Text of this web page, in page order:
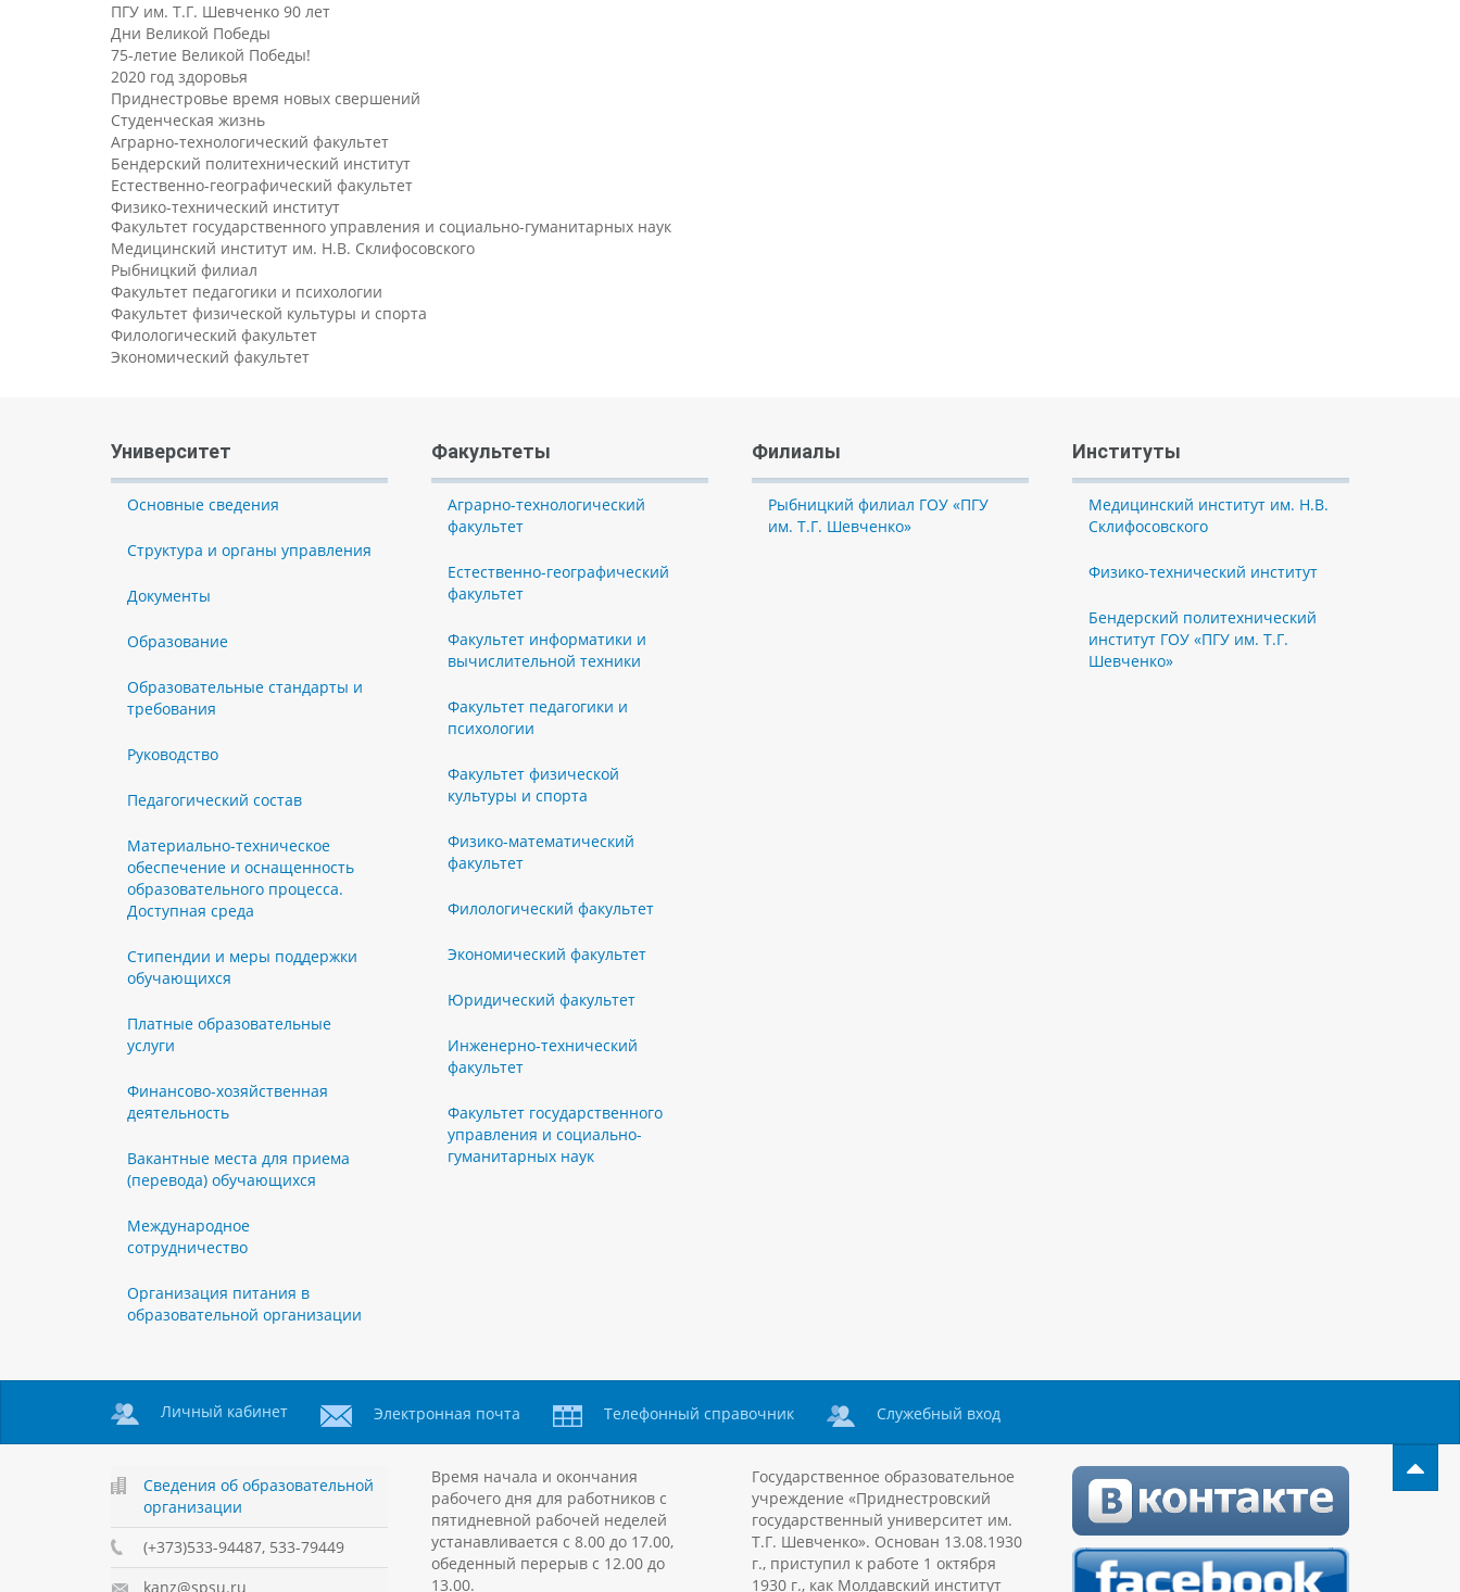
ПГУ им. Т.Г. Шевченко 90 лет
Дни Великой Победы
75-летие Великой Победы!
2020 год здоровья
Приднестровье время новых свершений
Студенческая жизнь
Аграрно-технологический факультет
Бендерский политехнический институт
Естественно-географический факультет
Физико-технический институт
Факультет государственного управления и социально-гуманитарных наук
Медицинский институт им. Н.В. Склифосовского
Рыбницкий филиал
Факультет педагогики и психологии
Факультет физической культуры и спорта
Филологический факультет
Экономический факультет
Университет
Основные сведения
Структура и органы управления
Документы
Образование
Образовательные стандарты и
требования
Руководство
Педагогический состав
Материально-техническое
обеспечение и оснащенность
образовательного процесса.
Доступная среда
Стипендии и меры поддержки
обучающихся
Платные образовательные
услуги
Финансово-хозяйственная
деятельность
Вакантные места для приема
(перевода) обучающихся
Международное
сотрудничество
Организация питания в
образовательной организации
Факультеты
Аграрно-технологический
факультет
Естественно-географический
факультет
Факультет информатики и
вычислительной техники
Факультет педагогики и
психологии
Факультет физической
культуры и спорта
Физико-математический
факультет
Филологический факультет
Экономический факультет
Юридический факультет
Инженерно-технический
факультет
Факультет государственного
управления и социально-
гуманитарных наук
Филиалы
Рыбницкий филиал ГОУ «ПГУ
им. Т.Г. Шевченко»
Институты
Медицинский институт им. Н.В.
Склифосовского
Физико-технический институт
Бендерский политехнический
институт ГОУ «ПГУ им. Т.Г.
Шевченко»
Личный кабинет Электронная почта Телефонный справочник Служебный вход
Сведения об образовательной
организации
(+373)533-94487, 533-79449
kanz@spsu.ru
Время начала и окончания
рабочего дня для работников с
пятидневной рабочей неделей
устанавливается с 8.00 до 17.00,
обеденный перерыв с 12.00 до
13.00.
Государственное образовательное
учреждение «Приднестровский
государственный университет им.
Т.Г. Шевченко». Основан 13.08.1930
г., приступил к работе 1 октября
1930 г., как Молдавский институт